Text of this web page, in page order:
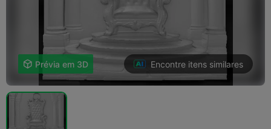
 Prévia em 3D Encontre itens similares